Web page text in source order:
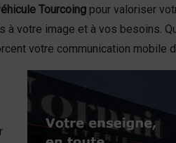
Tourcoing pour valoriser
votre image et à vos besoins.
votre communication mobile